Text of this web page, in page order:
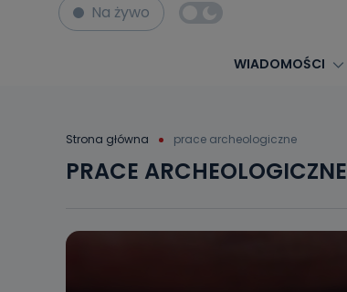
Na żywo
WIADOMOŚCI
Strona główna prace archeologiczne
PRACE ARCHEOLOGICZNE